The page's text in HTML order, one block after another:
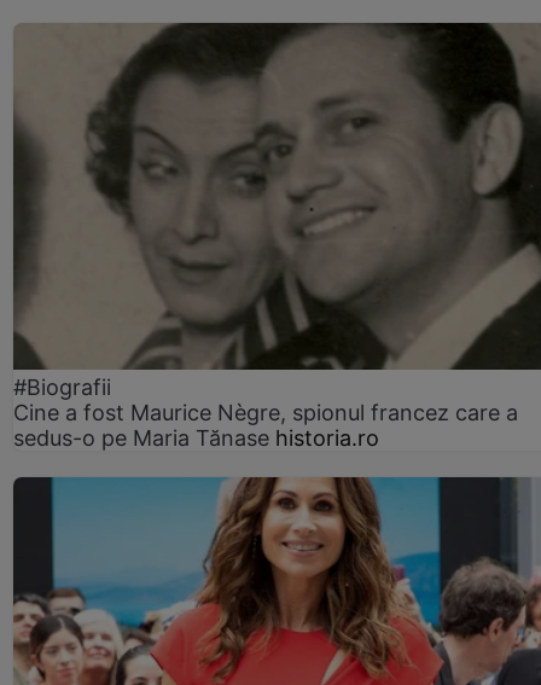
#Biografii
Cine a fost Maurice Nègre, spionul francez care a
sedus-o pe Maria Tănase historia.ro